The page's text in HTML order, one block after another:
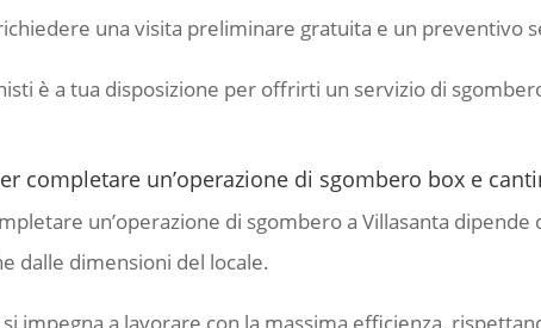
una visita preliminare gratuita e un preventivo
è a tua disposizione per offrirti un servizio di
completare un’operazione di sgombero box e
un’operazione di sgombero a Villasanta
dalle dimensioni del locale.
impegna a lavorare con la massima efficienza,